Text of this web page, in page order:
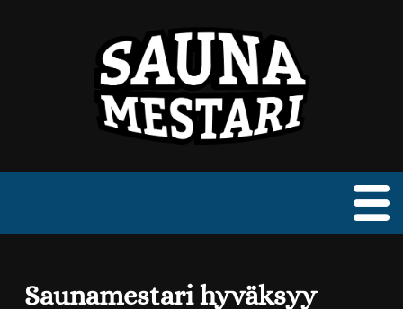
PalmuPore
Saunamestari hyväksyy